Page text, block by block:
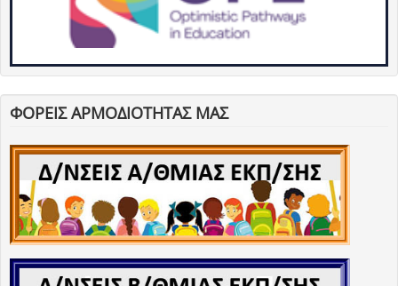
ΦΟΡΕΙΣ ΑΡΜΟΔΙΟΤΗΤΑΣ ΜΑΣ